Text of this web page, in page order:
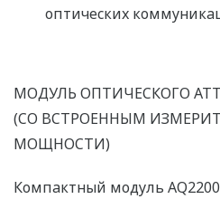
оптических
МОДУЛЬ ОПТИЧЕСКОГО
(СО ВСТРОЕННЫМ
МОЩНОСТИ)
Компактный модуль